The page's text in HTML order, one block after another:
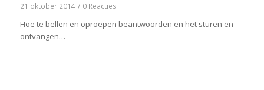
21 oktober 2014 / 0 Reacties
Hoe te bellen en oproepen beantwoorden en het sturen en
ontvangen…